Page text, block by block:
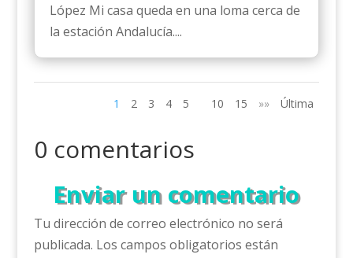
López Mi casa queda en una loma cerca de
la estación Andalucía....
1 2 3 4 5 10 15 »» Última
0 comentarios
Enviar un comentario
Tu dirección de correo electrónico no será
publicada. Los campos obligatorios están